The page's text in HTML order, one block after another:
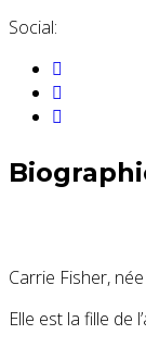
Social:
Carrie Fisher,
Elle est la fille de